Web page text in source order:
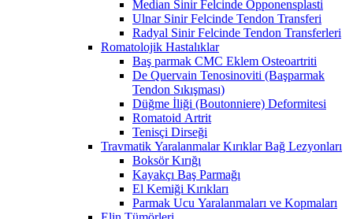
Median Sinir Felcinde Opponensplasti
Ulnar Sinir Felcinde Tendon Transferi
Radyal Sinir Felcinde Tendon Transferleri
Romatolojik Hastalıklar
Baş parmak CMC Eklem Osteoartriti
De Quervain Tenosinoviti (Başparmak
Tendon Sıkışması)
Düğme İliği (Boutonniere) Deformitesi
Romatoid Artrit
Tenisçi Dirseği
Travmatik Yaralanmalar Kırıklar Bağ Lezyonları
Boksör Kırığı
Kayakçı Baş Parmağı
El Kemiği Kırıkları
Parmak Ucu Yaralanmaları ve Kopmaları